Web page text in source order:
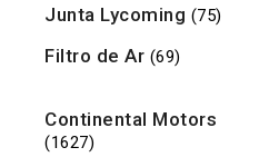
Junta Lycoming (75)
Filtro de Ar (69)
Continental Motors
(1627)